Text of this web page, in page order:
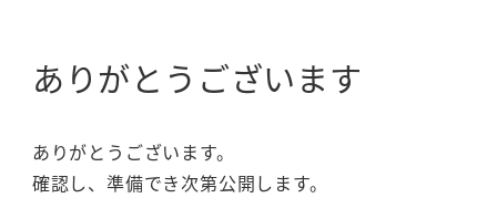
ありがとうございます
ありがとうございます。
確認し、準備でき次第公開します。